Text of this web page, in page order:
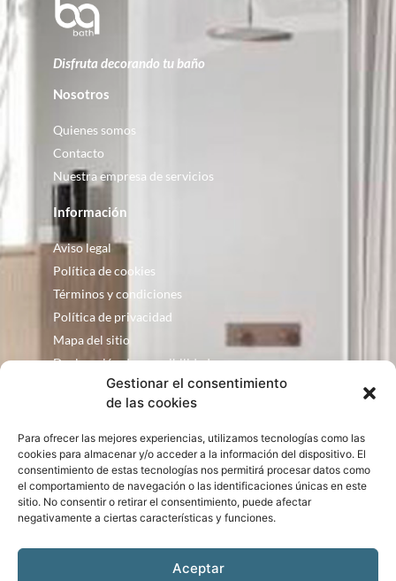
Gestionar el consentimiento
de las cookies
Para ofrecer las mejores experiencias, utilizamos tecnologías como las
cookies para almacenar y/o acceder a la información del dispositivo. El
consentimiento de estas tecnologías nos permitirá procesar datos como
el comportamiento de navegación o las identificaciones únicas en este
sitio. No consentir o retirar el consentimiento, puede afectar
negativamente a ciertas características y funciones.
Aceptar
Disfruta decorando tu baño
Nosotros
Quienes somos
Contacto
Nuestra empresa de servicios
Información
Aviso legal
Política de cookies
Términos y condiciones
Política de privacidad
Mapa del sitio
Declaración de accesibilidad
Contacto
Fontanería Baquero
C/ Justo Zoco, 36 Ejea de los Caballeros
Zaragoza – España
consultas@bqbath.es
693 21 32 44